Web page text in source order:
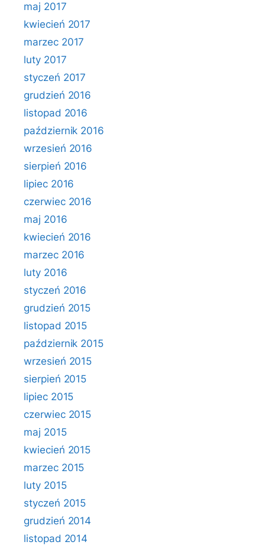
maj 2017
kwiecień 2017
marzec 2017
luty 2017
styczeń 2017
grudzień 2016
listopad 2016
październik 2016
wrzesień 2016
sierpień 2016
lipiec 2016
czerwiec 2016
maj 2016
kwiecień 2016
marzec 2016
luty 2016
styczeń 2016
grudzień 2015
listopad 2015
październik 2015
wrzesień 2015
sierpień 2015
lipiec 2015
czerwiec 2015
maj 2015
kwiecień 2015
marzec 2015
luty 2015
styczeń 2015
grudzień 2014
listopad 2014